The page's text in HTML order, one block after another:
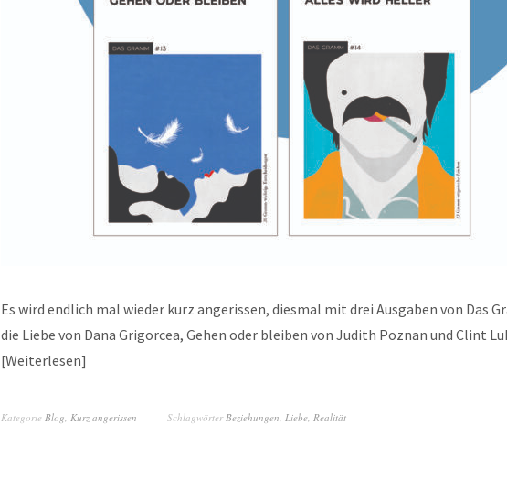
Es wird endlich mal wieder kurz angerissen, diesmal mit drei Ausgaben von Das
die Liebe von Dana Grigorcea, Gehen oder bleiben von Judith Poznan und Clint
Weiterlesen
Kategorie Blog Kurz angerissen Schlagwörter Beziehungen Liebe Realität